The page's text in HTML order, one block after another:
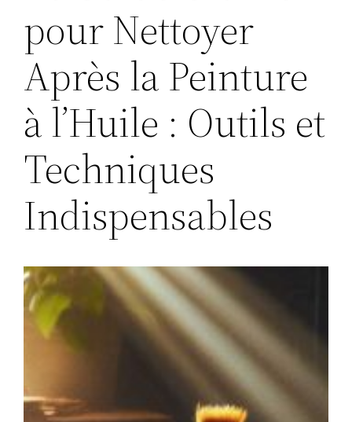
pour Nettoyer
Après la Peinture
à l’Huile : Outils et
Techniques
Indispensables